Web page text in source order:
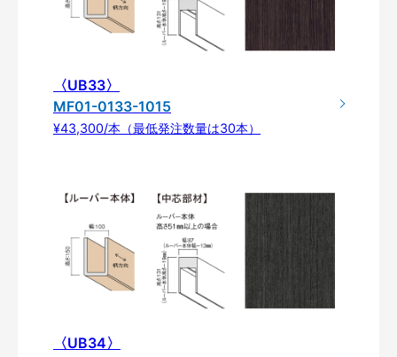
〈UB33〉
MF01-0133-1015
¥43,300/本（最低発注数量は30本）
〈UB34〉